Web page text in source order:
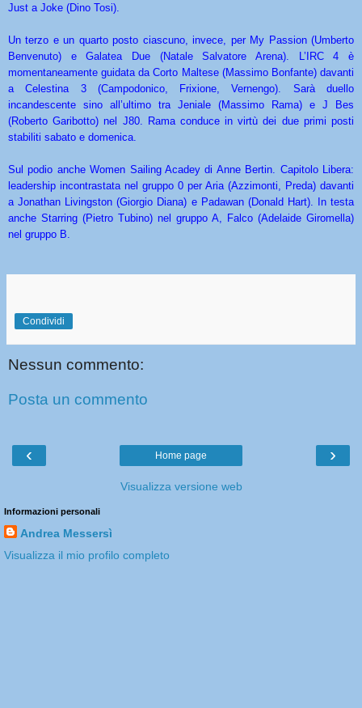
Just a Joke (Dino Tosi).
Un terzo e un quarto posto ciascuno, invece, per My Passion (Umberto
Benvenuto) e Galatea Due (Natale Salvatore Arena). L’IRC 4 è
momentaneamente guidata da Corto Maltese (Massimo Bonfante) davanti
a Celestina 3 (Campodonico, Frixione, Vernengo). Sarà duello
incandescente sino all’ultimo tra Jeniale (Massimo Rama) e J Bes
(Roberto Garibotto) nel J80. Rama conduce in virtù dei due primi posti
stabiliti sabato e domenica.
Sul podio anche Women Sailing Acadey di Anne Bertin. Capitolo Libera:
leadership incontrastata nel gruppo 0 per Aria (Azzimonti, Preda) davanti
a Jonathan Livingston (Giorgio Diana) e Padawan (Donald Hart). In testa
anche Starring (Pietro Tubino) nel gruppo A, Falco (Adelaide Giromella)
nel gruppo B.
Condividi
Nessun commento:
Posta un commento
‹ ›
Home page
Visualizza versione web
Informazioni personali
Andrea Messersì
Visualizza il mio profilo completo